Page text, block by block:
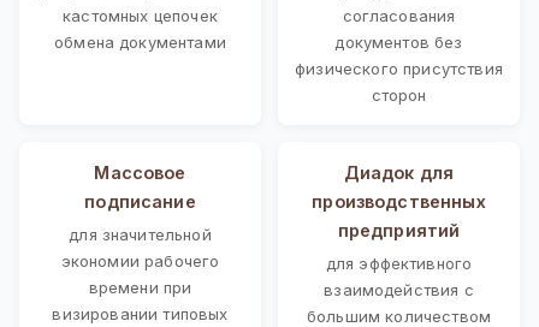
кастомных цепочек
обмена документами
согласования
документов без
физического присутствия
сторон
Массовое
подписание
для значительной
экономии рабочего
времени при
визировании типовых
Диадок для
производственных
предприятий
для эффективного
взаимодействия с
большим количеством